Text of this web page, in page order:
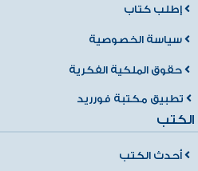
إطلب كتاب
سياسة الخصوصية
حقوق الملكية الفكرية
تطبيق مكتبة فورريد
الكتب
أحدث الكتب